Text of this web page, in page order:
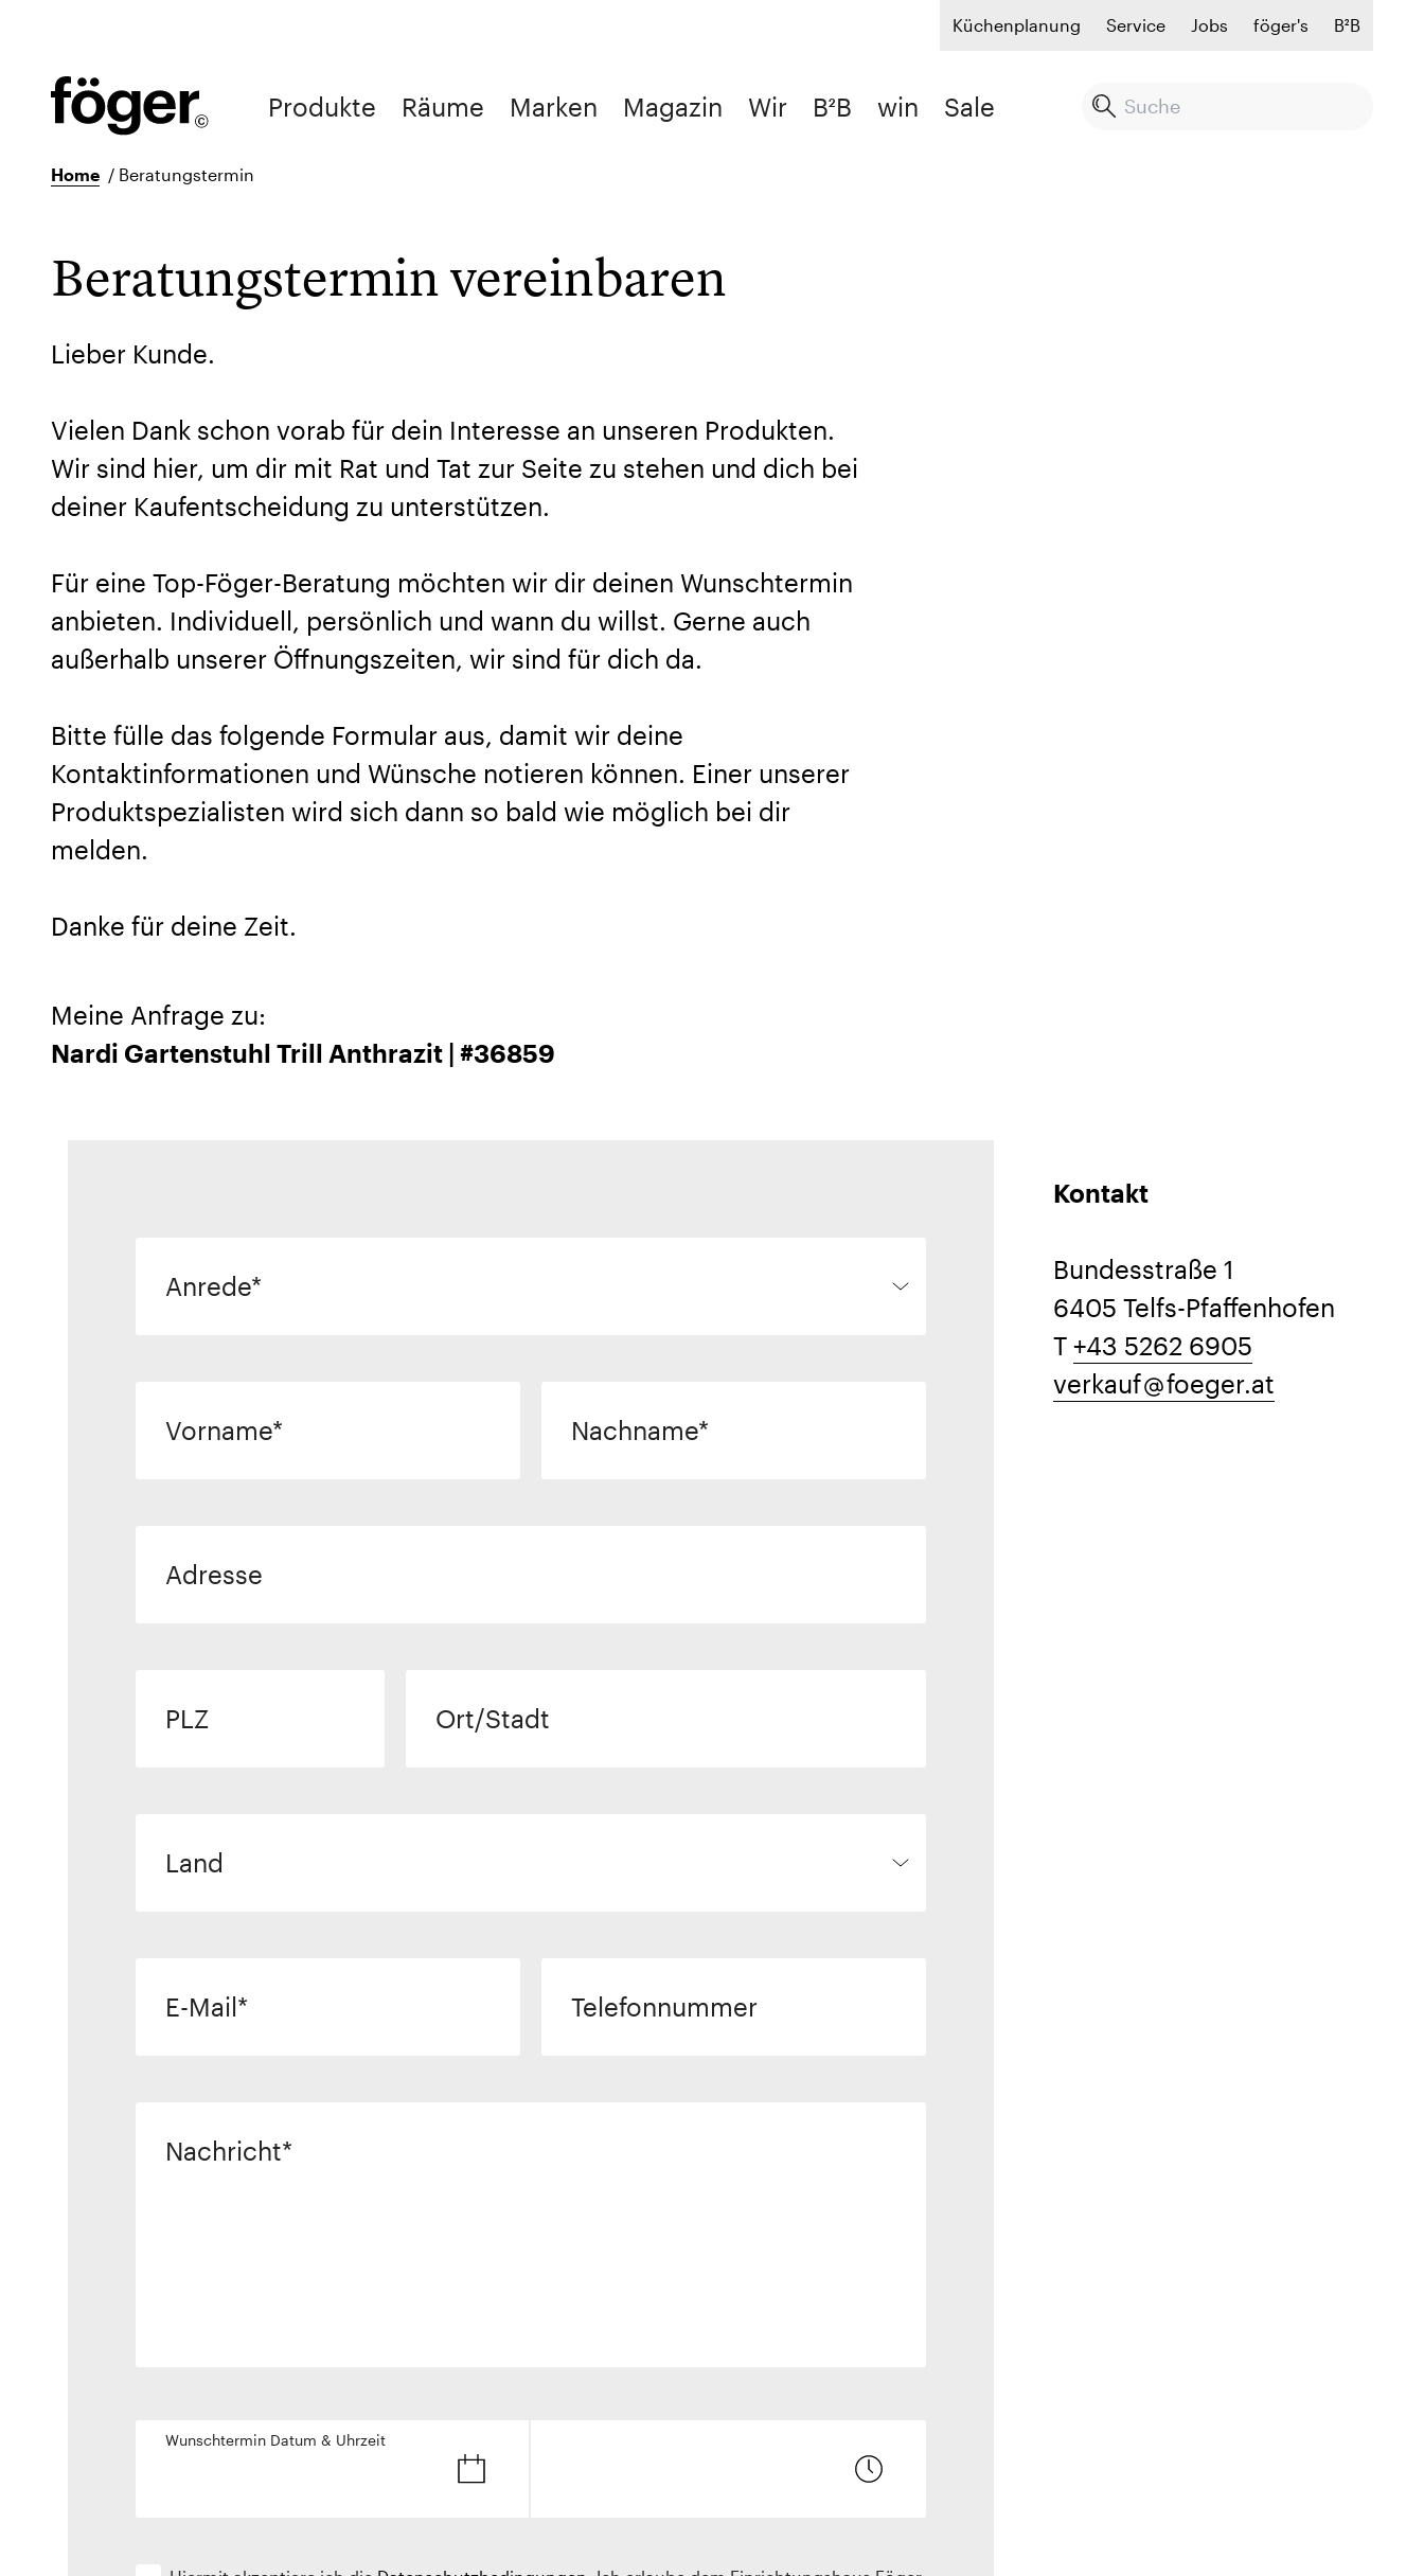
Küchenplanung Service Jobs föger's B²B
Produkte Räume Marken Magazin Wir B²B win Sale
Home / Beratungstermin
Beratungstermin vereinbaren
Lieber Kunde.
Vielen Dank schon vorab für dein Interesse an unseren Produkten.
Wir sind hier, um dir mit Rat und Tat zur Seite zu stehen und dich bei
deiner Kaufentscheidung zu unterstützen.
Für eine Top-Föger-Beratung möchten wir dir deinen Wunschtermin
anbieten. Individuell, persönlich und wann du willst. Gerne auch
außerhalb unserer Öffnungszeiten, wir sind für dich da.
Bitte fülle das folgende Formular aus, damit wir deine
Kontaktinformationen und Wünsche notieren können. Einer unserer
Produktspezialisten wird sich dann so bald wie möglich bei dir
melden.
Danke für deine Zeit.
Meine Anfrage zu:
Nardi Gartenstuhl Trill Anthrazit | #36859
Anrede
Vorname Nachname
Adresse
PLZ Ort/Stadt
Land
E-Mail Telefonnummer
Nachricht
Wunschtermin Datum & Uhrzeit
Kontakt
Bundesstraße 1
6405 Telfs-Pfaffenhofen
T +43 5262 6905
verkauf
foeger.at